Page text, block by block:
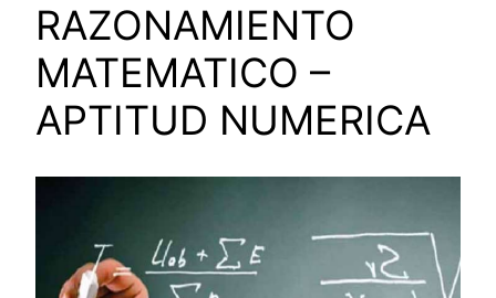
RAZONAMIENTO
MATEMATICO –
APTITUD NUMERICA